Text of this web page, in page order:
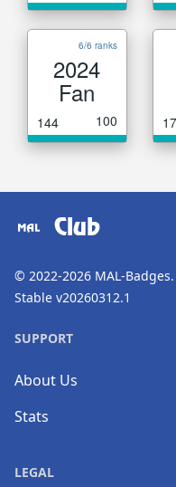
6/6 ranks
2024
Fan
144 100
Club
© 2022-2026 MAL-Badges
Stable v20260312.1
SUPPORT
About Us
Stats
LEGAL